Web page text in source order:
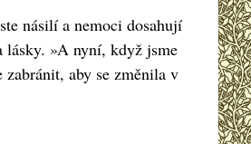
násilí a nemoci dosahují
lásky. »A nyní, když jsme
aby se změnila v